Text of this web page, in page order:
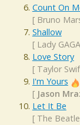
Count On
[ Bruno
Shallow
[ Lady GAGA
Love Story
[ Taylor
I'm Yours
[ Jason
Let It Be
[ The